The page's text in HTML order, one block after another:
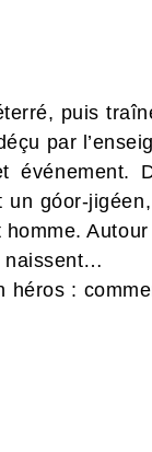
puis
par
événement.
góor-
naissent…
: